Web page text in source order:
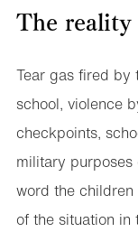
The
Tear gas fired by
school, violence
checkpoints,
military
word the
of the situation in